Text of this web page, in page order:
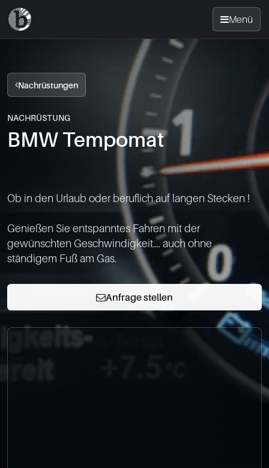
Menü
Nachrüsten
News
Standorte
Kontakt
info@bimmer-manufaktur.de
Nachrüstungen
NACHRÜSTUNG
BMW Tempomat
Ob in den Urlaub oder beruflich auf langen Stecken !
Genießen Sie entspanntes Fahren mit der
gewünschten Geschwindigkeit.... auch ohne
ständigem Fuß am Gas.
Anfrage stellen